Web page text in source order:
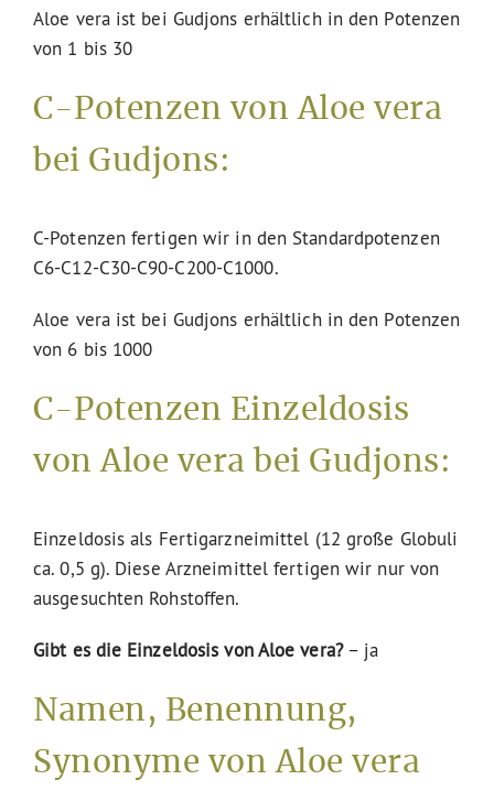
Aloe vera ist bei Gudjons erhältlich in den Potenzen
von 1 bis 30
C-Potenzen von Aloe vera
bei Gudjons:
C-Potenzen fertigen wir in den Standardpotenzen
C6-C12-C30-C90-C200-C1000.
Aloe vera ist bei Gudjons erhältlich in den Potenzen
von 6 bis 1000
C-Potenzen Einzeldosis
von Aloe vera bei Gudjons:
Einzeldosis als Fertigarzneimittel (12 große Globuli
ca. 0,5 g). Diese Arzneimittel fertigen wir nur von
ausgesuchten Rohstoffen.
Gibt es die Einzeldosis von Aloe vera?– ja
Namen, Benennung,
Synonyme von Aloe vera